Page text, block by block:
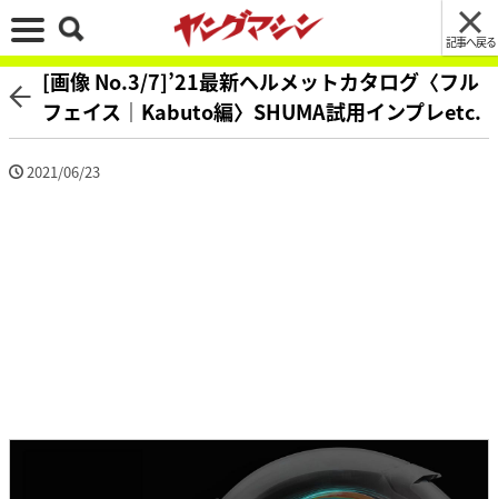
記事へ戻る
[画像 No.3/7]’21最新ヘルメットカタログ〈フル
フェイス｜Kabuto編〉SHUMA試用インプレetc.
2021/06/23